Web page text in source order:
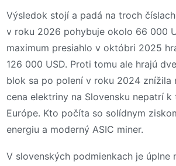
Výsledok stojí a padá na troch
v roku 2026 pohybuje okolo 66 000
maximum presiahlo v októbri 2025
126 000 USD. Proti tomu ale hrajú
blok sa po polení v roku 2024 znížila
cena elektriny na Slovensku nepatrí
Európe. Kto počíta so solídnym
energiu a moderný ASIC miner.
V slovenských podmienkach je úplne